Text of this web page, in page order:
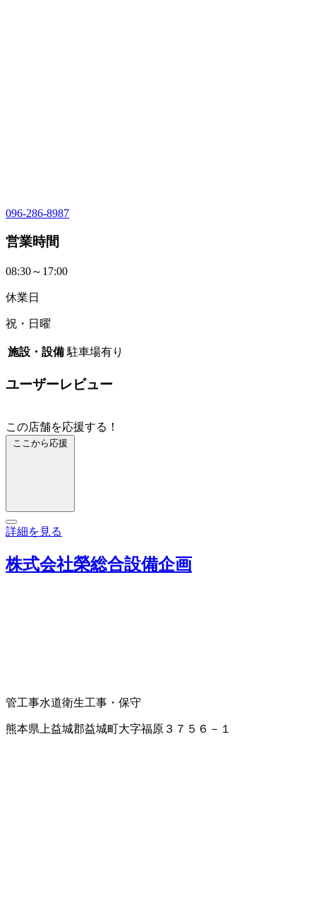
096-286-8987
営業時間
08:30～17:00
休業日
祝・日曜
施設・設備 駐車場有り
ユーザーレビュー
この店舗を応援する！
ここから応援
詳細を見る
株式会社榮総合設備企画
管工事水道衛生工事・保守
熊本県上益城郡益城町大字福原３７５６－１